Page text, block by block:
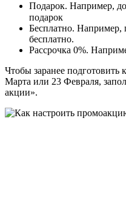
Подарок. Например,
подарок
Бесплатно. Например,
бесплатно.
Рассрочка 0%.
Чтобы заранее
Марта или 23 Февраля,
акции».